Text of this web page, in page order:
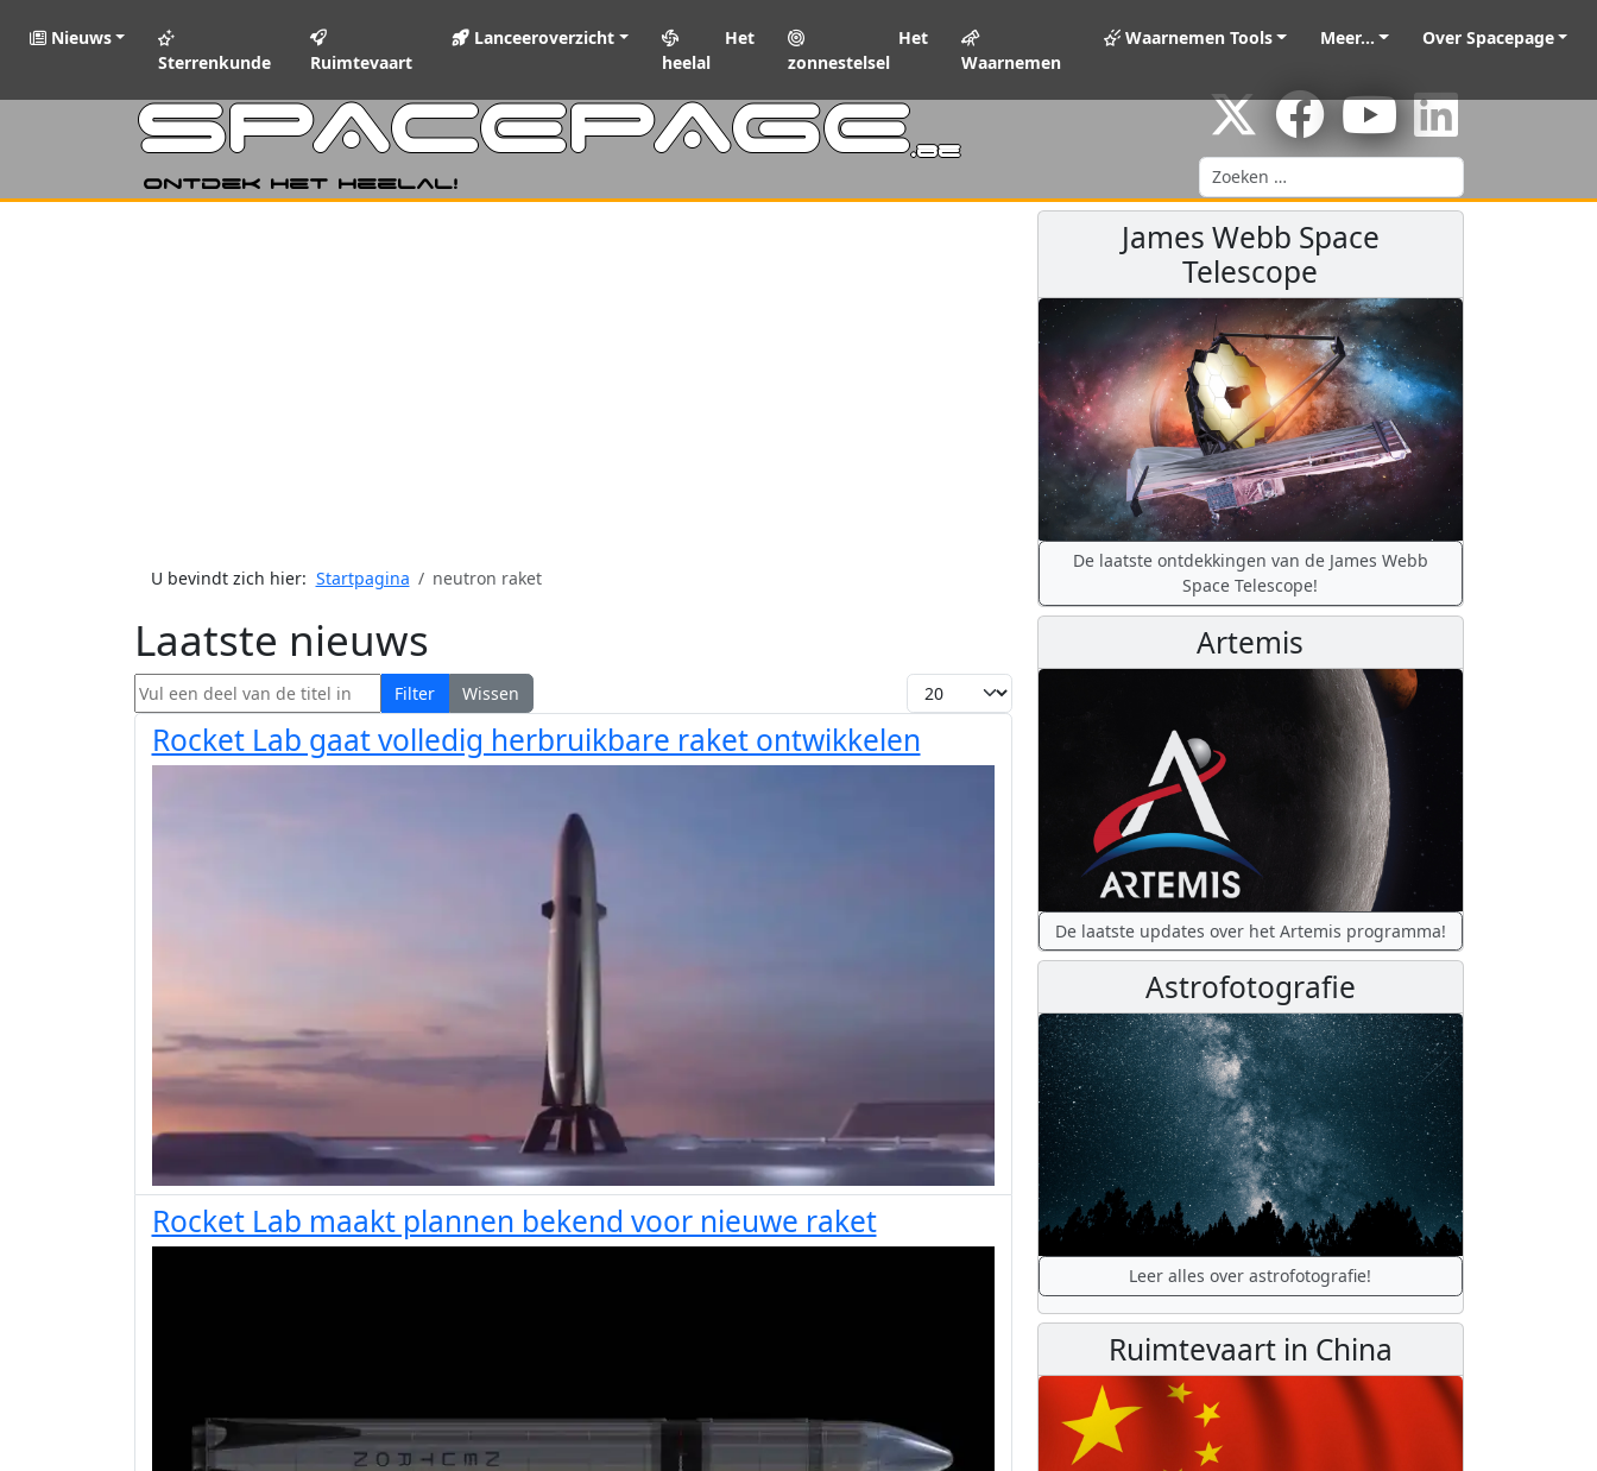
Nieuws
Sterrenkunde
Ruimtevaart
Lanceeroverzicht
Het
heelal
Het
zonnestelsel
Waarnemen
Waarnemen Tools Meer... Over Spacepage
SPACEPAGE.be
Ontdek het heelal!
Zoeken
U bevindt zich hier: Startpagina neutron raket
Laatste nieuws
Vul een deel van de titel in Filter Wissen Toon #
Rocket Lab gaat volledig herbruikbare raket ontwikkelen
Rocket Lab maakt plannen bekend voor nieuwe raket
James Webb Space
Telescope
De laatste ontdekkingen van de James Webb
Space Telescope!
Artemis
De laatste updates over het Artemis programma!
Astrofotografie
Leer alles over astrofotografie!
Ruimtevaart in China